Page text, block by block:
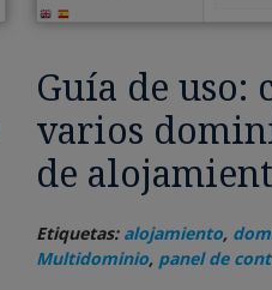
Guía de uso:
varios
de
Etiquetas: alojamiento,
Multidominio, panel de